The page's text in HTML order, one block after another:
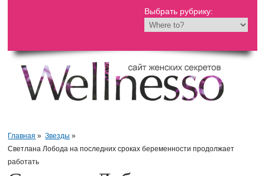
Выбрать рубрику:
Главная » Звезды »
Светлана Лобода на последних сроках беременности продолжает
работать